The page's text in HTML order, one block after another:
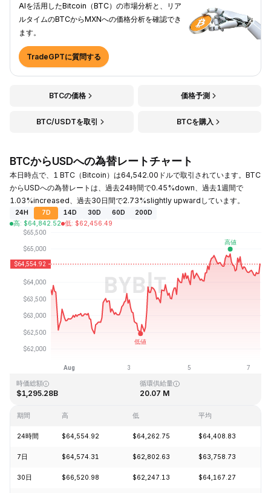
AIを活用したBitcoin（BTC）の市場分析と、リア
ルタイムのBTCからMXNへの価格分析を確認でき
ます。
TradeGPTに質問する
BTCの価格 価格予測
BTC/USDTを取引 BTCを購入
BTCからUSDへの為替レートチャート
本日時点で、1 BTC（Bitcoin）は64,542.00ドルで取引されています。BTC
からUSDへの為替レートは、過去24時間で0.45%down、過去1週間で
1.03%increased、過去30日間で2.73%slightly upwardしています。
24H 7D 14D 30D 60D
200D
高: $64,842.52 低: $62,456.49
最終更新日時：2026-08-07、08:53 GMT+0
時価総額
$1,295.28B
循環供給量
20.07 M
期間 高 低 平均
24時間 $64,554.92 $64,262.75 $64,408.83
7日 $64,574.31 $62,802.63 $63,758.73
30日 $66,520.98 $62,247.13 $64,167.27